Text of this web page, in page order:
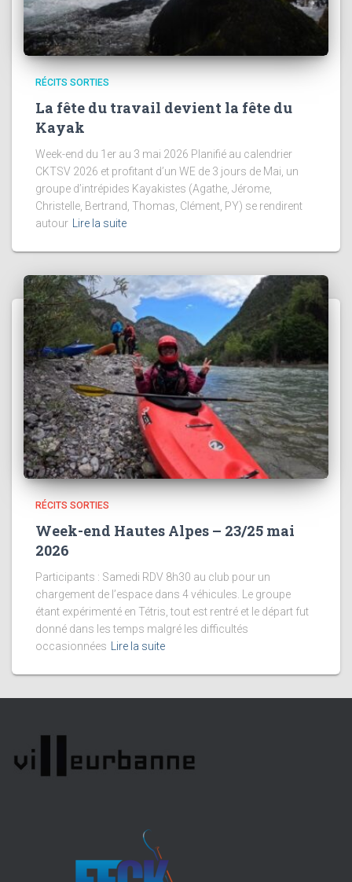
RÉCITS SORTIES
La fête du travail devient la fête du
Kayak
Week-end du 1er au 3 mai 2026 Planifié au calendrier
CKTSV 2026 et profitant d’un WE de 3 jours de Mai, un
groupe d’intrépides Kayakistes (Agathe, Jérome,
Christelle, Bertrand, Thomas, Clément, PY) se rendirent
autour Lire la suite
RÉCITS SORTIES
Week-end Hautes Alpes – 23/25 mai
2026
Participants : Samedi RDV 8h30 au club pour un
chargement de l’espace dans 4 véhicules. Le groupe
étant expérimenté en Tétris, tout est rentré et le départ fut
donné dans les temps malgré les difficultés
occasionnées
Lire la suite